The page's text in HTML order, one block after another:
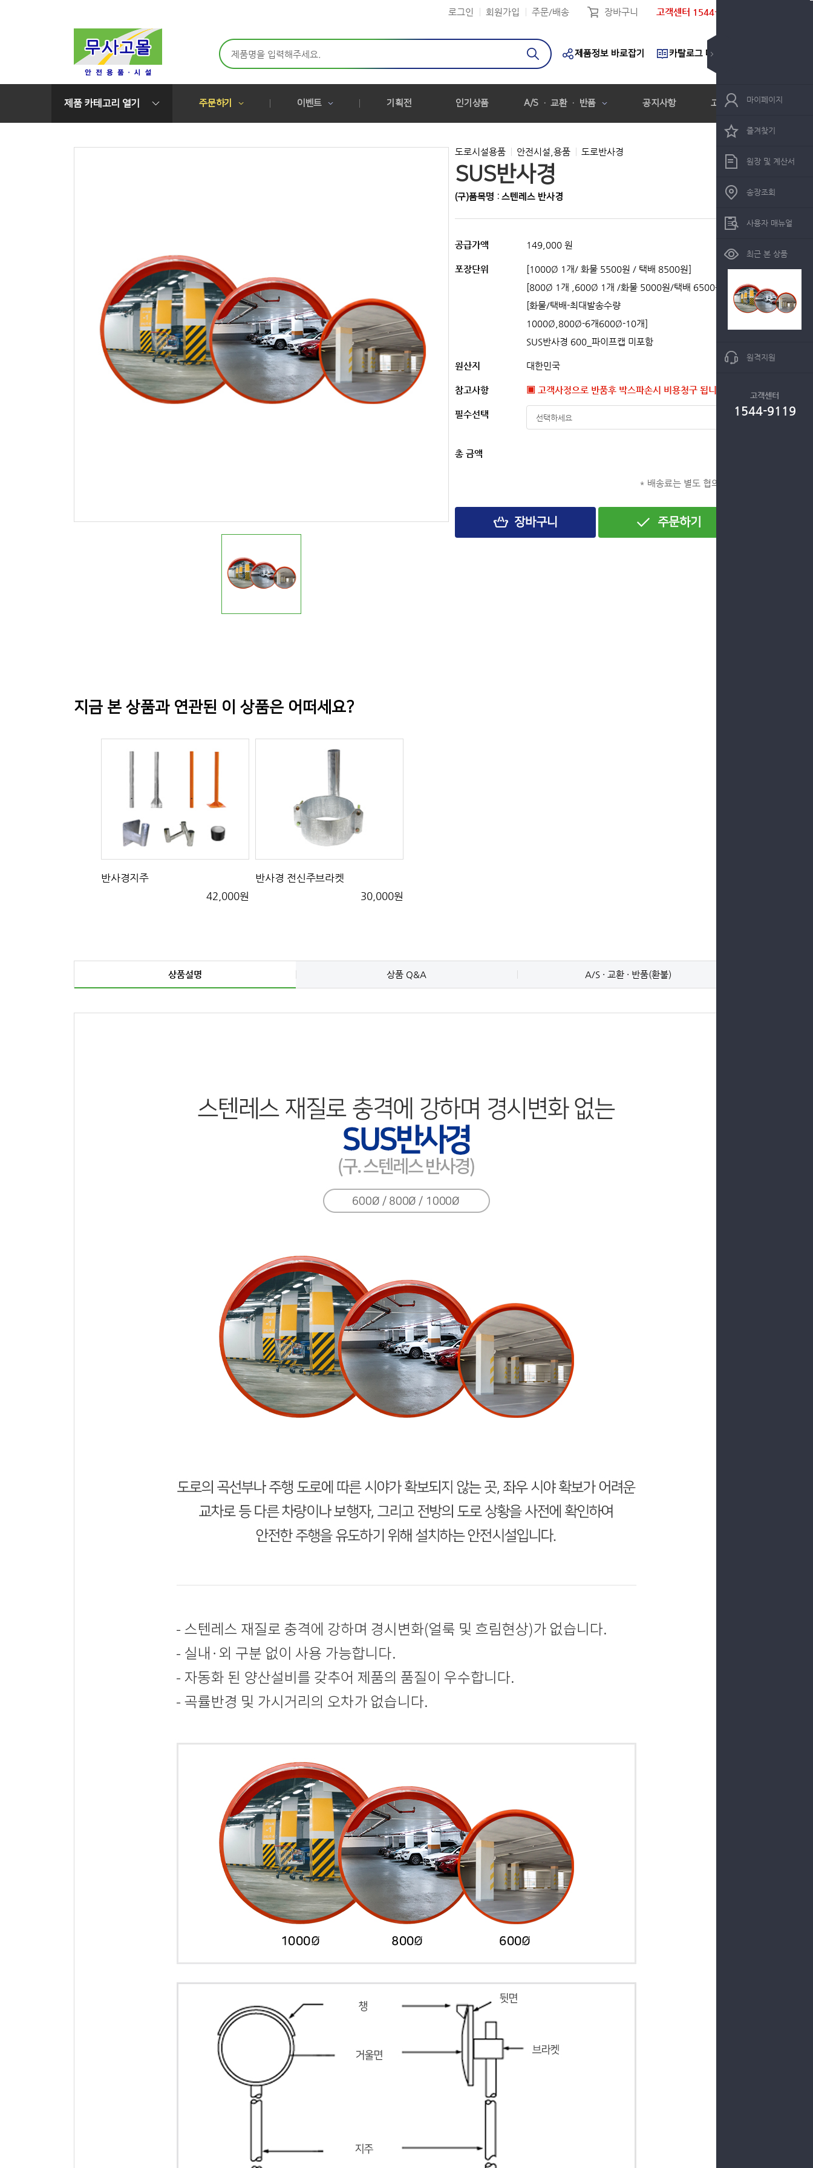
로그인 회원가입 주문/배송 장바구니 고객센터 1544-9119
제품정보 바로잡기 카탈로그 다운로드
제품 카테고리 열기 주문하기 이벤트 기획전 인기상품 A/S · 교환 · 반품 공지사항 고객센터 마이페이지
즐겨찾기
원장 및 계산서
송장조회
사용자 매뉴얼
최근 본 상품
원격지원
고객센터
1544-9119
도로시설용품 안전시설,용품 도로반사경
SUS반사경
(구)품목명 : 스텐레스 반사경
공급가액 149,000 원
포장단위
[1000Ø 1개/ 화물 5500원 / 택배 8500원]
[800Ø 1개 ,600Ø 1개 /화물 5000원/택배 6500원]
[화물/택배-최대발송수량
1000Ø,800Ø-6개600Ø-10개]
SUS반사경 600_파이프캡 미포함
원산지 대한민국
참고사항 ▣ 고객사정으로 반품후 박스파손시 비용청구 됩니다.▣
필수선택
총 금액
* 배송료는 별도 협의 필요
장바구니 주문하기
지금 본 상품과 연관된 이 상품은 어떠세요?
반사경지주
42,000원
반사경 전신주브라켓
30,000원
상품설명 상품 Q&A A/S · 교환 · 반품(환불)